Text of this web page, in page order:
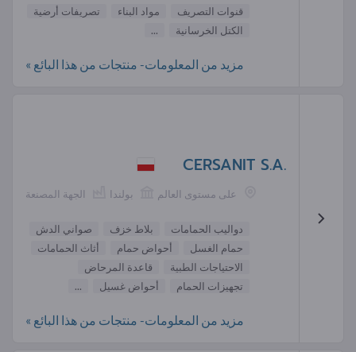
قنوات التصريف
مواد البناء
تصريفات أرضية
الكتل الخرسانية
...
مزيد من المعلومات- منتجات من هذا البائع »
CERSANIT S.A.
الجهة المصنعة بولندا على مستوى العالم
دواليب الحمامات بلاط خزف
صواني الدش
حمام الغسل
أحواض حمام
أثاث الحمامات
الاحتياجات الطبية
قاعدة المرحاض
تجهيزات الحمام
أحواض غسيل ...
مزيد من المعلومات- منتجات من هذا البائع »